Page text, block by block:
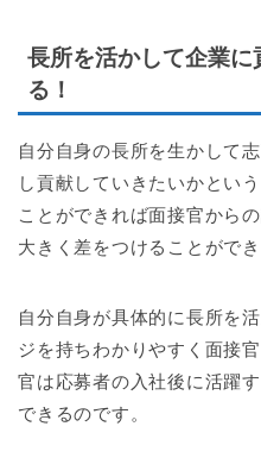
長所を活かして企業に
る！
自分自身の長所を生かして
し貢献していきたいかとい
ことができれば面接官から
大きく差をつけることができ
自分自身が具体的に長所を
ジを持ちわかりやすく面接
官は応募者の入社後に活躍
できるのです。